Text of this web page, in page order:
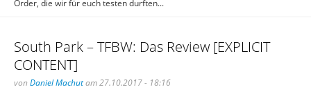
Order, die wir für euch testen durften...
South Park – TFBW: Das Review [EXPLICIT
CONTENT]
von Daniel Machutam 27.10.2017 - 18:16